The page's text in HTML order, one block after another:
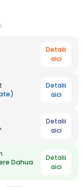
Detalii
aici
Detalii
aici
Detalii
aici
Dahua
Detalii
aici